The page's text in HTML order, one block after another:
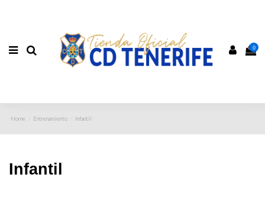
0
Home Entrenamiento Infantil
Infantil